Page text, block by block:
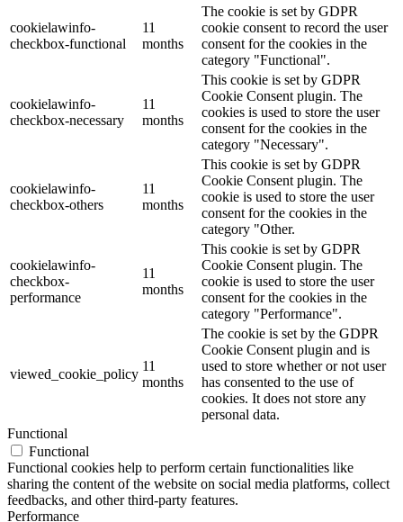
cookielawinfo-
checkbox-functional
11
months
The cookie is set by GDPR
cookie consent to record the user
consent for the cookies in the
category "Functional".
cookielawinfo-
checkbox-necessary
11
months
This cookie is set by GDPR
Cookie Consent plugin. The
cookies is used to store the user
consent for the cookies in the
category "Necessary".
cookielawinfo-
checkbox-others
11
months
This cookie is set by GDPR
Cookie Consent plugin. The
cookie is used to store the user
consent for the cookies in the
category "Other.
cookielawinfo-
checkbox-
performance
11
months
This cookie is set by GDPR
Cookie Consent plugin. The
cookie is used to store the user
consent for the cookies in the
category "Performance".
viewed_cookie_policy
11
months
The cookie is set by the GDPR
Cookie Consent plugin and is
used to store whether or not user
has consented to the use of
cookies. It does not store any
personal data.
Functional
Functional
Functional cookies help to perform certain functionalities like
sharing the content of the website on social media platforms, collect
feedbacks, and other third-party features.
Performance